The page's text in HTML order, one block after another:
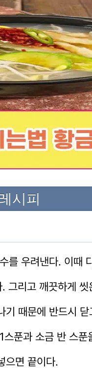
시피
를 우려낸다. 이때
그리고 깨끗하게
기 때문에 반드시
푼과 소금 반 스푼
으면 끝이다.